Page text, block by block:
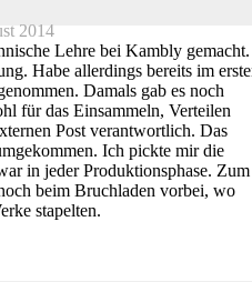
2014
Lehre bei Kambly gemacht.
Habe allerdings bereits im
Damals gab es noch
für das Einsammeln, Verteilen
Post verantwortlich. Das
Ich pickte mir die
in jeder Produktionsphase. Zum
beim Bruchladen vorbei, wo
stapelten.